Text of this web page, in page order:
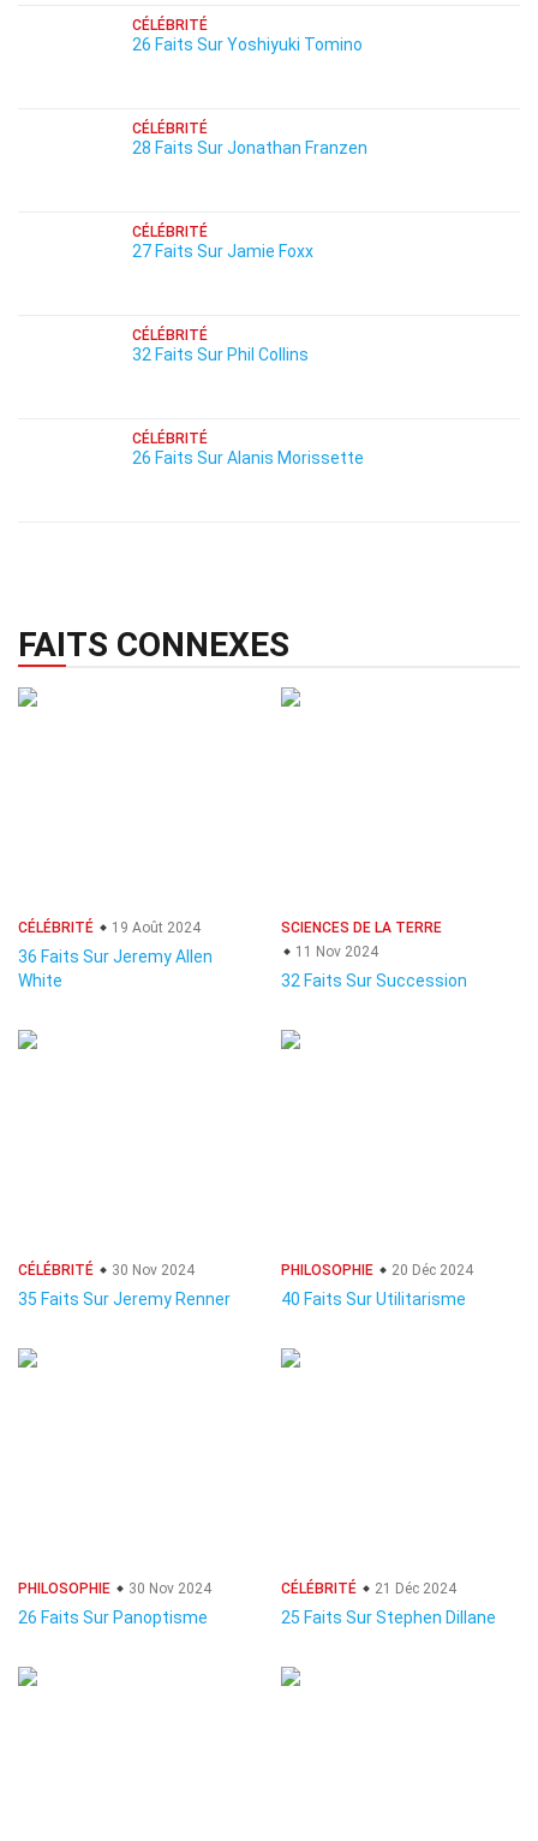
CÉLÉBRITÉ
26 Faits Sur Yoshiyuki Tomino
CÉLÉBRITÉ
28 Faits Sur Jonathan Franzen
CÉLÉBRITÉ
27 Faits Sur Jamie Foxx
CÉLÉBRITÉ
32 Faits Sur Phil Collins
CÉLÉBRITÉ
26 Faits Sur Alanis Morissette
FAITS CONNEXES
CÉLÉBRITÉ 19 Août 2024
36 Faits Sur Jeremy Allen
White
SCIENCES DE LA TERRE
11 Nov 2024
32 Faits Sur Succession
CÉLÉBRITÉ 30 Nov 2024
35 Faits Sur Jeremy Renner
PHILOSOPHIE 20 Déc 2024
40 Faits Sur Utilitarisme
PHILOSOPHIE 30 Nov 2024
26 Faits Sur Panoptisme
CÉLÉBRITÉ 21 Déc 2024
25 Faits Sur Stephen Dillane